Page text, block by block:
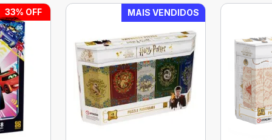
33% OFF MAIS VENDIDOS